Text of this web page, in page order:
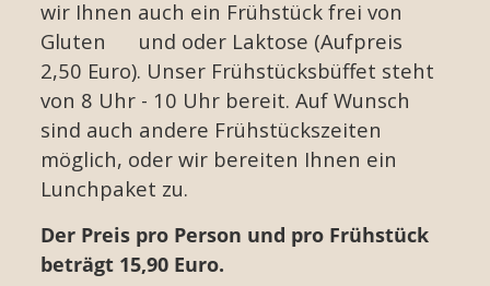
wir Ihnen auch ein Frühstück frei von
Gluten und oder Laktose (Aufpreis
2,50 Euro). Unser Frühstücksbüffet steht
von 8 Uhr - 10 Uhr bereit. Auf Wunsch
sind auch andere Frühstückszeiten
möglich, oder wir bereiten Ihnen ein
Lunchpaket zu.
Der Preis pro Person und pro Frühstück
beträgt 15,90 Euro.